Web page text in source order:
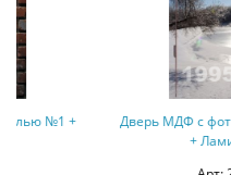
Дверь МДФ с фотопанелью №11